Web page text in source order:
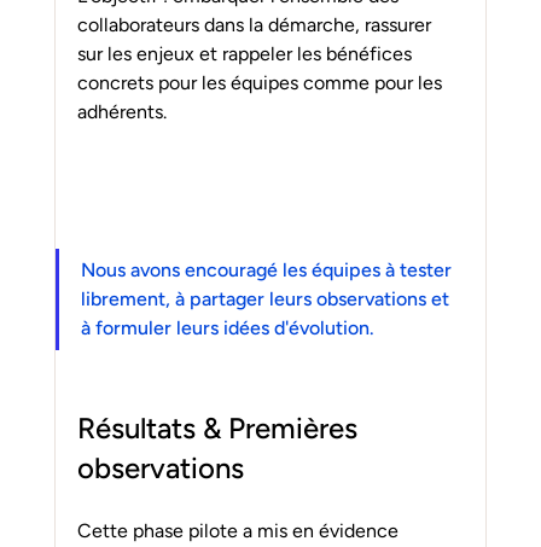
collaborateurs dans la démarche, rassurer
sur les enjeux et rappeler les bénéfices
concrets pour les équipes comme pour les
adhérents.
Nous avons encouragé les équipes à tester
librement, à partager leurs observations et
à formuler leurs idées d'évolution.
Résultats & Premières
observations
Cette phase pilote a mis en évidence